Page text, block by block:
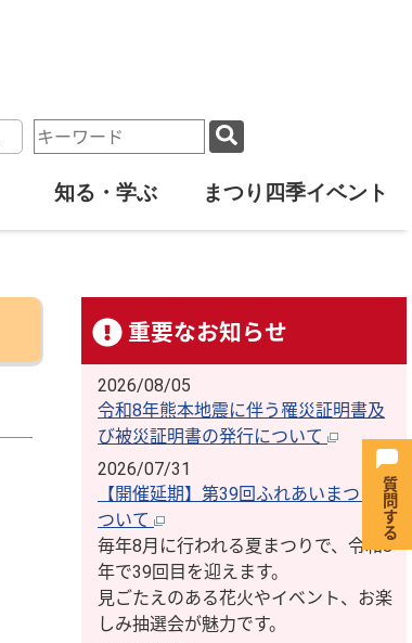
検
索
知る・学ぶ まつり四季イベント
重要なお知らせ
2026/08/05
令和8年熊本地震に伴う罹災証明書及
び被災証明書の発行について
2026/07/31
【開催延期】第39回ふれあいまつりに
ついて
毎年8月に行われる夏まつりで、令和8
年で39回目を迎えます。
見ごたえのある花火やイベント、お楽
しみ抽選会が魅力です。